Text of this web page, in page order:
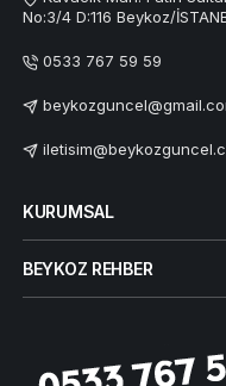
No:3/4 D:116 Beykoz/
0533 767 59 59
KURUMSAL
BEYKOZ REHBER